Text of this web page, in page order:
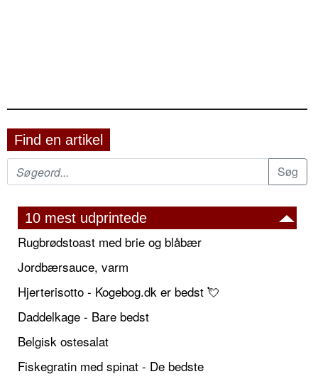
Find en artikel
10 mest udprintede
Rugbrødstoast med brie og blåbær
Jordbærsauce, varm
Hjerterisotto - Kogebog.dk er bedst 💘
Daddelkage - Bare bedst
Belgisk ostesalat
Fiskegratin med spinat - De bedste